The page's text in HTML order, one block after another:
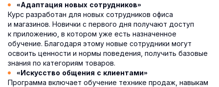
«Адаптация новых сотрудников»
Курс разработан для новых сотрудников офиса
и магазинов. Новички с первого дня получают доступ
к приложению, в котором уже есть назначенное
обучение. Благодаря этому новые сотрудники могут
освоить ценности и нормы поведения, получить базовые
знания по категориям товаров.
«Искусство общения с клиентами»
Программа включает обучение технике продаж, навыкам